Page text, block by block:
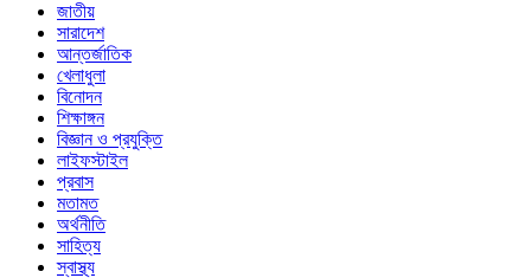
জাতীয়
সারাদেশ
আন্তর্জাতিক
খেলাধুলা
বিনোদন
শিক্ষাঙ্গন
বিজ্ঞান ও প্রযুক্তি
লাইফস্টাইল
প্রবাস
মতামত
অর্থনীতি
সাহিত্য
স্বাস্থ্য